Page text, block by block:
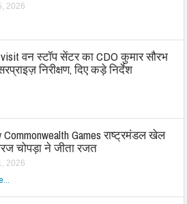
2026
वन स्टॉप सेंटर का CDO कुमार सौरभ
निरीक्षण, दिए कड़े निर्देश
Commonwealth Games राष्ट्रमंडल खेल
चोपड़ा ने जीता रजत
2026